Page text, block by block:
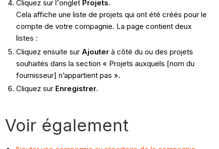
Cliquez sur l'onglet Projets.
Cela affiche une liste de projets qui ont été créés pour le
compte de votre compagnie. La page contient deux
listes :
Cliquez ensuite sur Ajouterà côté du ou des projets
souhaités dans la section « Projets auxquels [nom du
fournisseur] n’appartient pas ».
Cliquez sur Enregistrer.
Voir également